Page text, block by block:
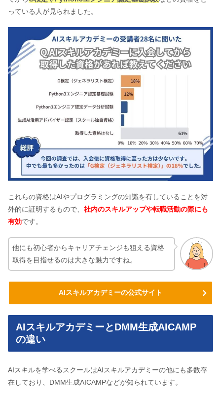
っている人が見られました。
これらの資格はAIやプログラミングの知識を有していることを対
外的に証明するもので、 社内のスキルアップや転職活動の際にも
有効です。
他にも初心者からキャリアチェンジも狙える資格
取得を目指せるのは大きな魅力ですね。
AIスキルアカデミーの公式サイト
AIスキルアカデミーとDMM生成AICAMP
の違い
AIスキルを学べるスクールはAIスキルアカデミーの他にも多数存
在しており、DMM生成AICAMPなどが知られています。